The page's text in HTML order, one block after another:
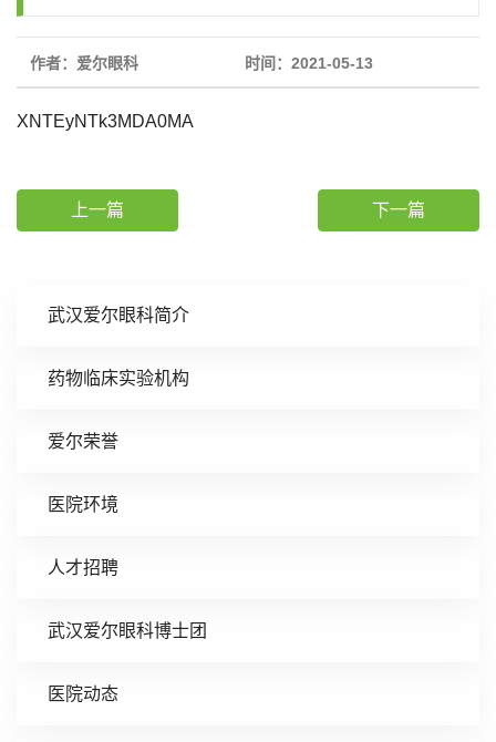
武汉爱尔眼科简介
药物临床实验机构
爱尔荣誉
医院环境
人才招聘
武汉爱尔眼科博士团
医院动态
作者：爱尔眼科 时间：2021-05-13
XNTEyNTk3MDA0MA
上一篇 下一篇